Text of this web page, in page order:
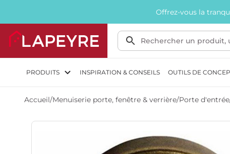
Offrez-vous la
PRODUITS INSPIRATION & CONSEILS OUTILS DE
Accueil/Menuiserie porte, fenêtre & verrière/Porte d'entrée